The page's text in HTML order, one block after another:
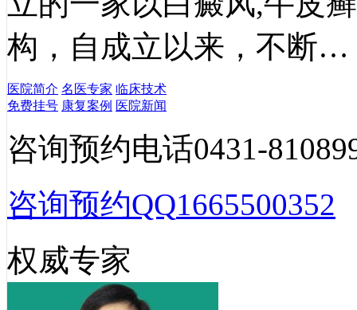
构，自成立以来，不断…
医院简介 名医专家 临床技术
免费挂号 康复案例 医院新闻
咨询预约电话0431-
咨询预约QQ1665500352
权威专家